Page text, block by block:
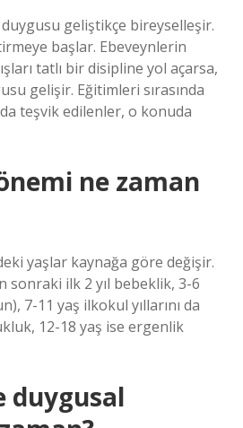
geliştikçe bireyselleşir.
başlar. Ebeveynlerin
tatlı bir disipline yol açarsa,
gelişir. Eğitimleri sırasında
teşvik edilenler, o konuda
ne zaman
yaşlar kaynağa göre değişir.
sonraki ilk 2 yıl bebeklik, 3-6
7-11 yaş ilkokul yıllarını da
12-18 yaş ise ergenlik
duygusal